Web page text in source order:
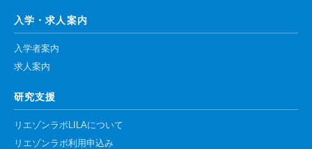
入学・求人案内
入学者案内
求人案内
研究支援
リエゾンラボLILAについて
リエゾンラボ利用申込み